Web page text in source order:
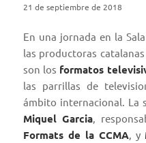
21 de septiembre de 2018
En una jornada en la
las productoras
son los formatos
las parrillas de
ámbito internacional. La
Miquel Garcia,
Formats de la CCMA, y